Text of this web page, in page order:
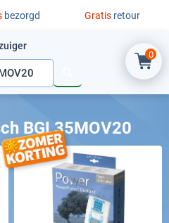
bezorgd Gratisretour
0
BGL35MOV20